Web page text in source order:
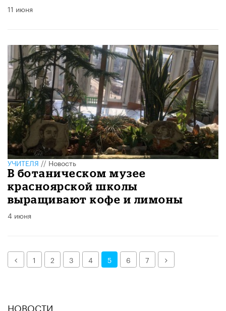
11 июня
УЧИТЕЛЯ//Новость
В ботаническом музее
красноярской школы
выращивают кофе и лимоны
4 июня
Назад1 2 3 4 5 6 7 Далее
НОВОСТИ